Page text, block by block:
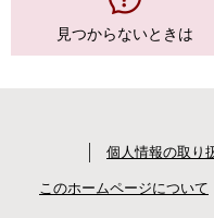
見つからないときは
個人情報の取り
このホームページについて